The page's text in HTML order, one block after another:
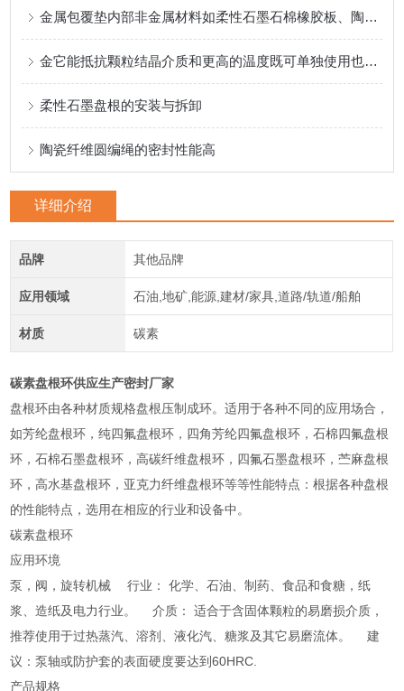
金属包覆垫内部非金属材料如柔性石墨石棉橡胶板、陶瓷纤维等 填充材料
金它能抵抗颗粒结晶介质和更高的温度既可单独使用也可与其它盘根组合
柔性石墨盘根的安装与拆卸
陶瓷纤维圆编绳的密封性能高
详细介绍
品牌 其他品牌
应用领域 石油,地矿,能源,建材/家具,道路/轨道/船舶
材质 碳素
碳素盘根环供应生产密封厂家
盘根环由各种材质规格盘根压制成环。适用于各种不同的应用场合，
如芳纶盘根环，纯四氟盘根环，四角芳纶四氟盘根环，石棉四氟盘根
环，石棉石墨盘根环，高碳纤维盘根环，四氟石墨盘根环，苎麻盘根
环，高水基盘根环，亚克力纤维盘根环等等性能特点：根据各种盘根
的性能特点，选用在相应的行业和设备中。
碳素盘根环
应用环境
泵，阀，旋转机械 行业： 化学、石油、制药、食品和食糖，纸
浆、造纸及电力行业。 介质： 适合于含固体颗粒的易磨损介质，
推荐使用于过热蒸汽、溶剂、液化汽、糖浆及其它易磨流体。 建
议：泵轴或防护套的表面硬度要达到60HRC.
产品规格